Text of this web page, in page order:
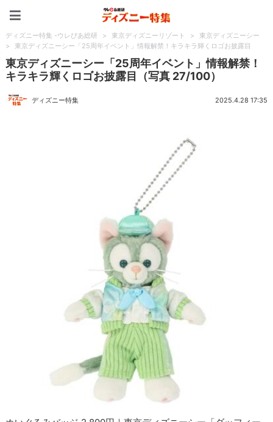
ディズニー特集 -ウレぴあ総研 > 東京ディズニーリゾート >
東京ディズニーシー
>
東京ディズニーシー「25周年イベント」情報解禁！キラキラ輝くロゴお披露目
東京ディズニーシー「25周年イベント」情報解禁！
キラキラ輝くロゴお披露目（写真 27/100）
ディズニー特集 2025.4.28 17:35